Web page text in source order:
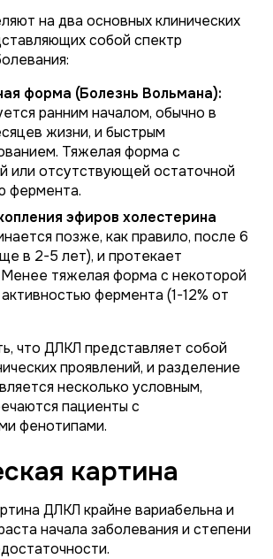
на два основных клинических
собой спектр
форма (Болезнь Вольмана):
ранним началом, обычно в
жизни, и быстрым
Тяжелая форма с
или отсутствующей остаточной
фермента.
эфиров холестерина
позже, как правило, после 6
в 2-5 лет), и протекает
тяжелая форма с некоторой
фермента (1-12% от
что ДЛКЛ представляет собой
проявлений, и разделение
несколько условным,
пациенты с
фенотипами.
картина
ДЛКЛ крайне вариабельна и
начала заболевания и степени